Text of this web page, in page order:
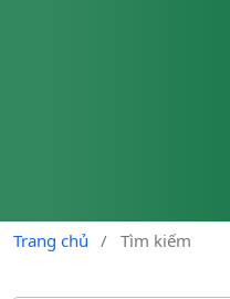
Trang chủ / Tìm kiếm